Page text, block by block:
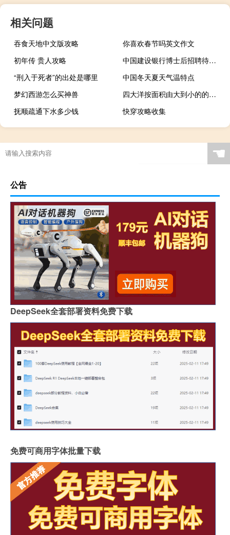
相关问题
吞食天地中文版攻略
你喜欢春节吗英文作文
初年传 贵人攻略
中国建设银行博士后招聘待遇 国家开发银行待遇
“刑入于死者”的出处是哪里
中国冬天夏天气温特点
梦幻西游怎么买神兽
四大洋按面积由大到小的的排列
抚顺疏通下水多少钱
快穿攻略收集
☚
公告
DeepSeek全套部署资料免费下载
免费可商用字体批量下载